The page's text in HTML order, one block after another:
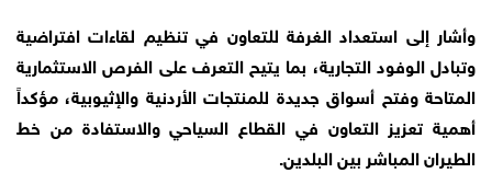
وأشار إلى استعداد الغرفة للتعاون في تنظيم لقاءات افتراضية
وتبادل الوفود التجارية، بما يتيح التعرف على الفرص الاستثمارية
المتاحة وفتح أسواق جديدة للمنتجات الأردنية والإثيوبية، مؤكداً
أهمية تعزيز التعاون في القطاع السياحي والاستفادة من خط
الطيران المباشر بين البلدين.